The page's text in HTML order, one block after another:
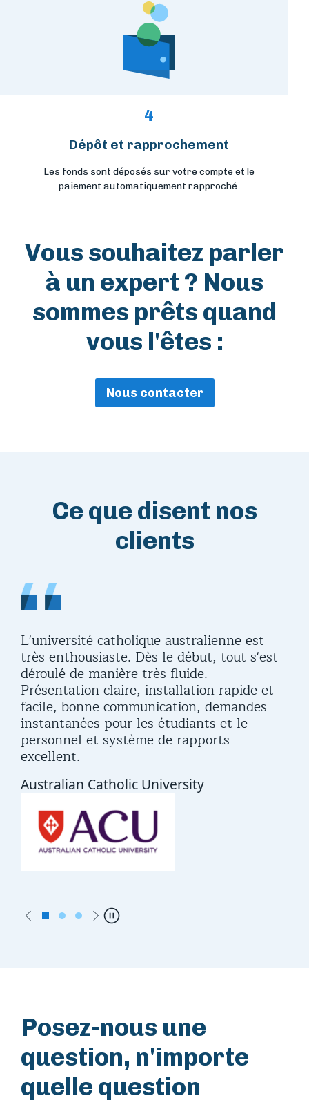
4
Dépôt et rapprochement
Les fonds sont déposés sur votre compte et le
paiement automatiquement rapproché.
Vous souhaitez parler
à un expert ? Nous
sommes prêts quand
vous l'êtes :
Nous contacter
Ce que disent nos
clients
L'université catholique australienne est
très enthousiaste. Dès le début, tout s'est
déroulé de manière très fluide.
Présentation claire, installation rapide et
facile, bonne communication, demandes
instantanées pour les étudiants et le
personnel et système de rapports
excellent.
Australian Catholic University
Previous NextPause
Posez-nous une
question, n'importe
quelle question